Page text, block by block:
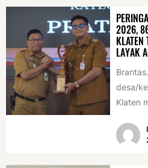
2026,
KLATEN
LAYAK
desa/
Klaten
2026.